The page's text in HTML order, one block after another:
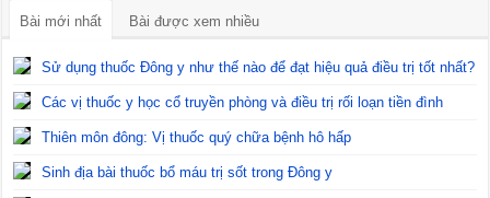
Bài mới nhất Bài được xem nhiều
Sử dụng thuốc Đông y như thế nào để đạt hiệu quả điều trị tốt nhất?
Các vị thuốc y học cổ truyền phòng và điều trị rối loạn tiền đình
Thiên môn đông: Vị thuốc quý chữa bệnh hô hấp
Sinh địa bài thuốc bổ máu trị sốt trong Đông y